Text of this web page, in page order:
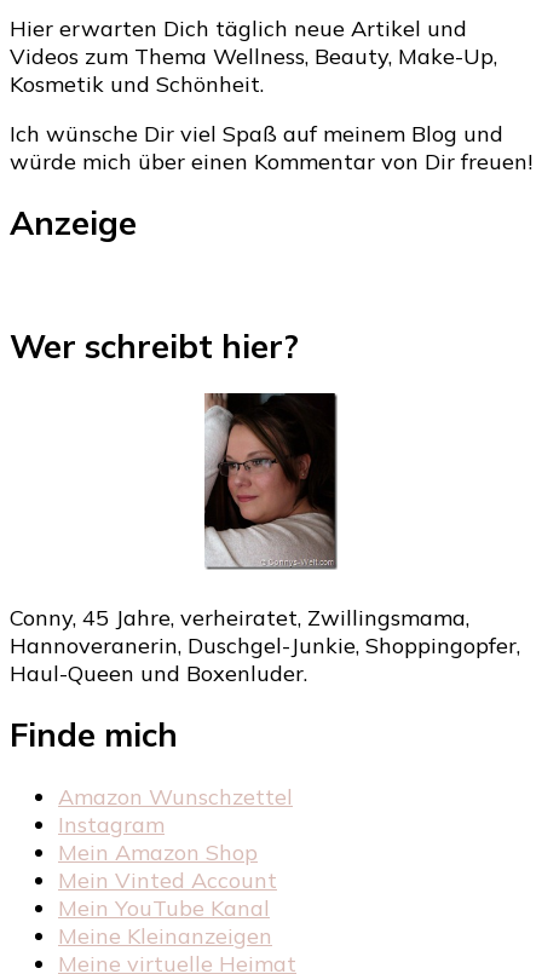
Hier erwarten Dich täglich neue Artikel und
Videos zum Thema Wellness, Beauty, Make-Up,
Kosmetik und Schönheit.
Ich wünsche Dir viel Spaß auf meinem Blog und
würde mich über einen Kommentar von Dir freuen!
Anzeige
Wer schreibt hier?
Conny, 45 Jahre, verheiratet, Zwillingsmama,
Hannoveranerin, Duschgel-Junkie, Shoppingopfer,
Haul-Queen und Boxenluder.
Finde mich
Amazon Wunschzettel
Instagram
Mein Amazon Shop
Mein Vinted Account
Mein YouTube Kanal
Meine Kleinanzeigen
Meine virtuelle Heimat